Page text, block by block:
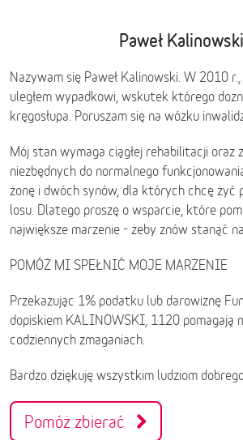
Paweł Kalinowski
Nazywam się Paweł Kalinowski. W 2010
uległem wypadkowi, wskutek którego
kręgosłupa. Poruszam się na wózku
Mój stan wymaga ciągłej rehabilitacji oraz
niezbędnych do normalnego
żonę i dwóch synów, dla których chcę żyć
losu. Dlatego proszę o wsparcie, które
największe marzenie - żeby znów stanąć
POMÓŻ MI SPEŁNIĆ MOJE MARZENIE
Przekazując 1% podatku lub darowiznę
dopiskiem KALINOWSKI, 1120 pomagają
codziennych zmaganiach.
Bardzo dziękuję wszystkim ludziom
Pomóż zbierać